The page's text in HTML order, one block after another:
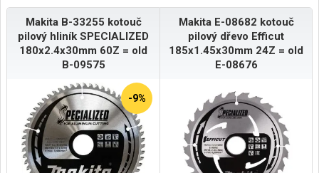
Makita B-33255 kotouč
pilový hliník SPECIALIZED
180x2.4x30mm 60Z = old
B-09575
-9%
Makita E-08682 kotouč
pilový dřevo Efficut
185x1.45x30mm 24Z = old
E-08676